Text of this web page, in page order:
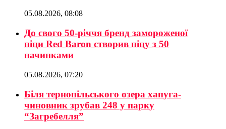
05.08.2026, 08:08
До свого 50-річчя бренд замороженої
піци Red Baron створив піцу з 50
начинками
05.08.2026, 07:20
Біля тернопільського озера хапуга-
чиновник зрубав 248 у парку
“Загребелля”